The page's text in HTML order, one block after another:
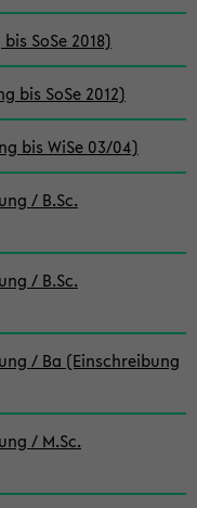
SoSe 2018)
bis SoSe 2012)
bis WiSe 03/04)
/ B.Sc.
/ B.Sc.
/ Ba (Einschreibung
/ M.Sc.